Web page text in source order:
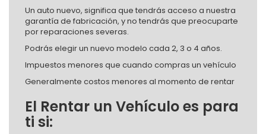
Un auto nuevo, significa que tendrás acceso a nuestra
garantía de fabricación, y no tendrás que preocuparte
por reparaciones severas.
Podrás elegir un nuevo modelo cada 2, 3 o 4 años.
Impuestos menores que cuando compras un vehículo
Generalmente costos menores al momento de rentar
El Rentar un Vehículo es para
ti si: